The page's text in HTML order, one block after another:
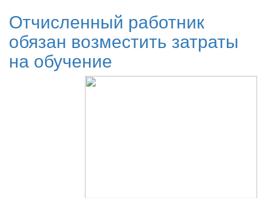
Отчисленный работник
обязан возместить затраты
на обучение